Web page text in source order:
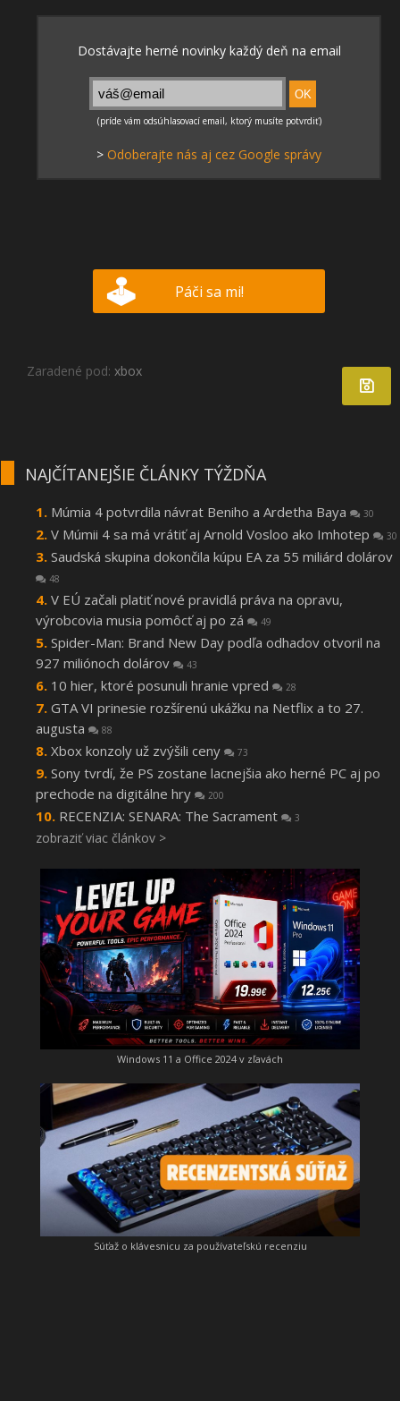
> Odoberajte nás aj cez Google správy
Páči sa mi!
Zaradené pod: xbox
NAJČÍTANEJŠIE ČLÁNKY TÝŽDŇA
Múmia 4 potvrdila návrat Beniho a Ardetha Baya 30
V Múmii 4 sa má vrátiť aj Arnold Vosloo ako Imhotep 30
Saudská skupina dokončila kúpu EA za 55 miliárd dolárov
48
V EÚ začali platiť nové pravidlá práva na opravu,
výrobcovia musia pomôcť aj po zá
49
Spider-Man: Brand New Day podľa odhadov otvoril na
927 miliónoch dolárov
43
10 hier, ktoré posunuli hranie vpred 28
GTA VI prinesie rozšírenú ukážku na Netflix a to 27.
augusta
88
Xbox konzoly už zvýšili ceny 73
Sony tvrdí, že PS zostane lacnejšia ako herné PC aj po
prechode na digitálne hry
200
RECENZIA: SENARA: The Sacrament 3
zobraziť viac článkov >
Windows 11 a Office 2024 v zľavách
Súťaž o klávesnicu za používateľskú recenziu